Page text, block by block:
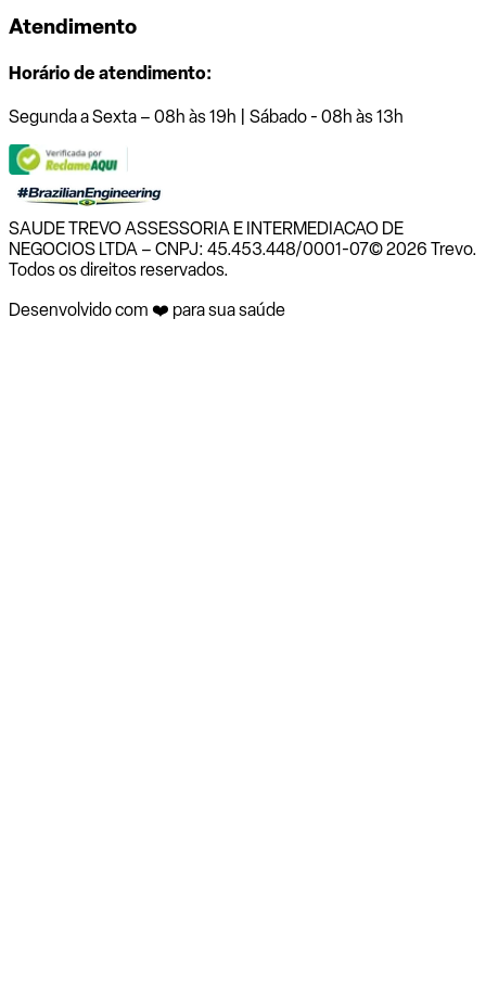
Atendimento
Horário de atendimento:
Segunda a Sexta – 08h às 19h | Sábado - 08h às 13h
SAUDE TREVO ASSESSORIA E INTERMEDIACAO DE
NEGOCIOS LTDA – CNPJ: 45.453.448/0001-07© 2026 Trevo.
Todos os direitos reservados.
Desenvolvido com ❤️ para sua saúde